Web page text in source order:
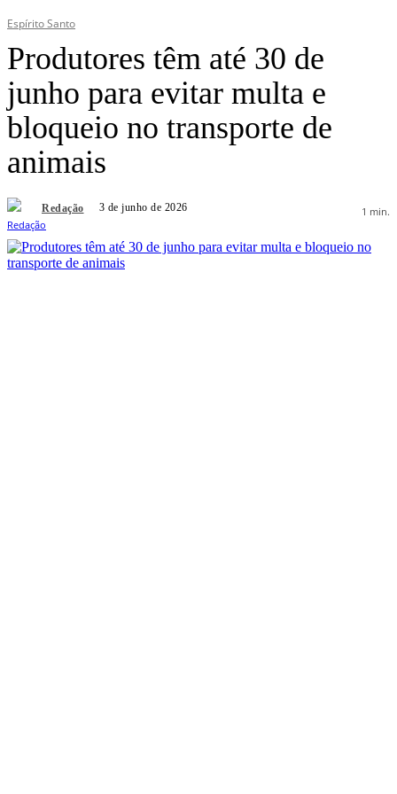
Espírito Santo
Produtores têm até 30 de
junho para evitar multa e
bloqueio no transporte de
animais
Redação 3 de junho de 2026 1 min.